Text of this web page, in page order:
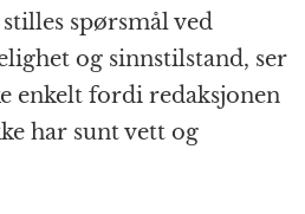
spørsmål ved
og sinnstilstand, ser
enkelt fordi redaksjonen
har sunt vett og